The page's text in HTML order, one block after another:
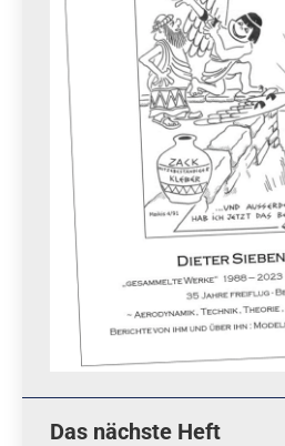
Das nächste Heft